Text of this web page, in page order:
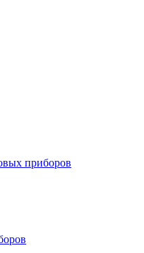
приборов